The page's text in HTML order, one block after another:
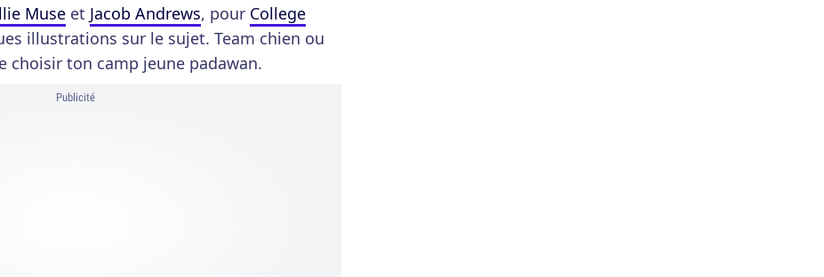
Muse et Jacob Andrews, pour College
illustrations sur le sujet. Team chien ou
choisir ton camp jeune padawan.
Publicité